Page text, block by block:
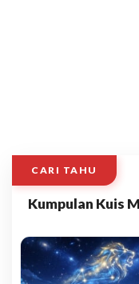
CARI TAHU
Kumpulan Kuis